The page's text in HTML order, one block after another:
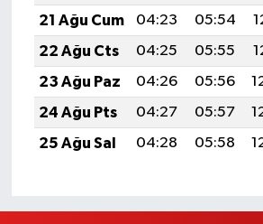
21 Ağu Cum
04:23 05:54
22 Ağu Cts
04:25 05:55
23 Ağu Paz
04:26 05:56
24 Ağu Pts
04:27 05:57
25 Ağu Sal
04:28 05:58